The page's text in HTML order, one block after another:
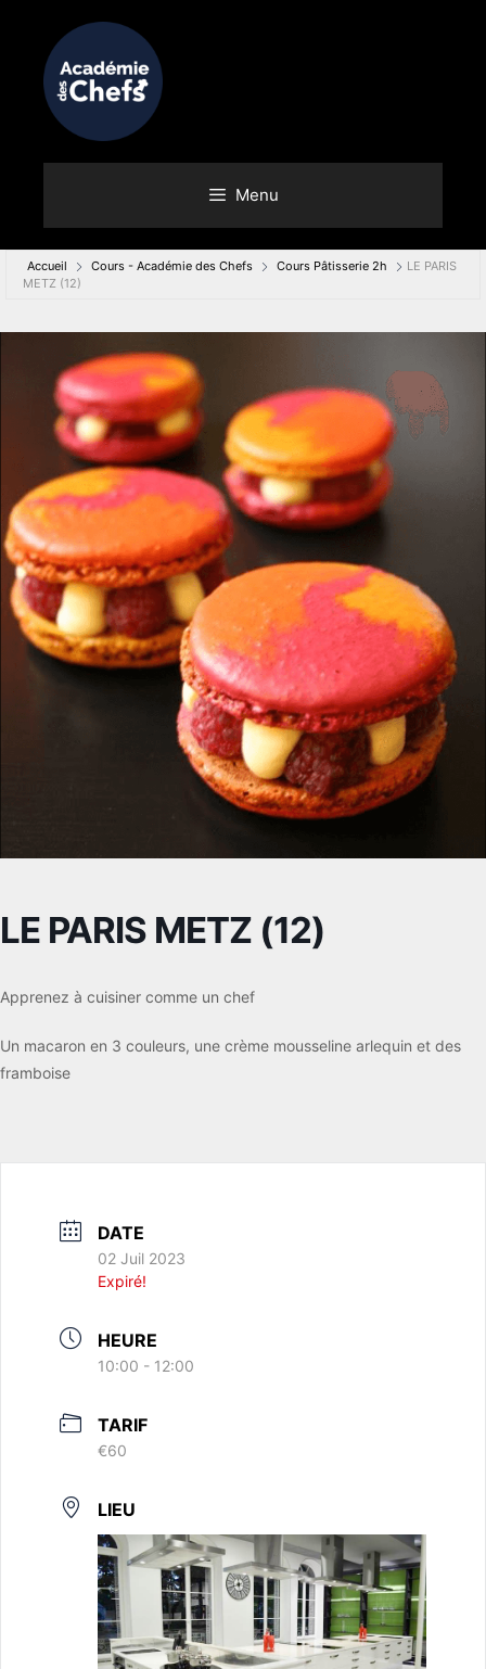
Menu
Accueil Cours - Académie des Chefs Cours Pâtisserie 2h
LE PARIS
METZ (12)
LE PARIS METZ (12)
Apprenez à cuisiner comme un chef
Un macaron en 3 couleurs, une crème mousseline arlequin et des
framboise
DATE
02 Juil 2023
Expiré!
HEURE
10:00 - 12:00
TARIF
€60
LIEU